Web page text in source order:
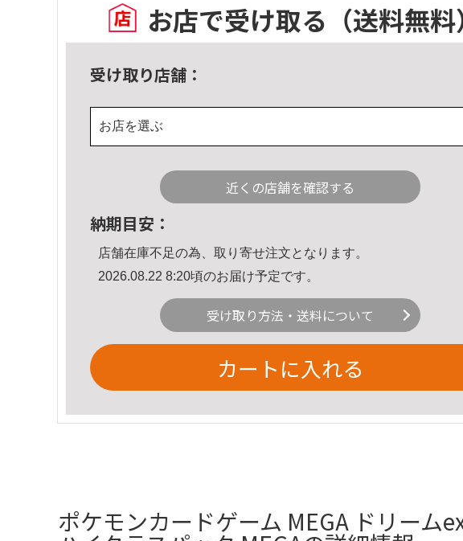
お店で受け取る （送料無料
受け取り店舗：
お店を選ぶ
近くの店舗を確認する
納期目安：
店舗在庫不足の為、取り寄せ注文となります。
2026.08.22 8:20頃のお届け予定です。
受け取り方法・送料について
カートに入れる
ポケモンカードゲーム MEGA ドリーム